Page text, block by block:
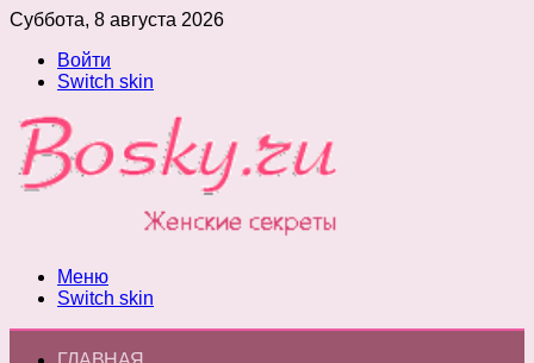
Суббота, 8 августа 2026
Войти
Switch skin
Меню
Switch skin